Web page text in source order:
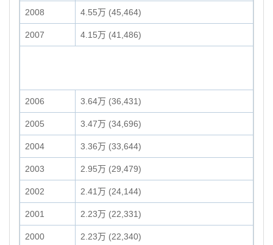
2008 4.55万 (45,464)
2007 4.15万 (41,486)
2006 3.64万 (36,431)
2005 3.47万 (34,696)
2004 3.36万 (33,644)
2003 2.95万 (29,479)
2002 2.41万 (24,144)
2001 2.23万 (22,331)
2000 2.23万 (22,340)